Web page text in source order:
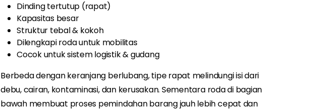
Dinding tertutup (rapat)
Kapasitas besar
Struktur tebal & kokoh
Dilengkapi roda untuk mobilitas
Cocok untuk sistem logistik & gudang
Berbeda dengan keranjang berlubang, tipe rapat melindungi isi dari
debu, cairan, kontaminasi, dan kerusakan. Sementara roda di bagian
bawah membuat proses pemindahan barang jauh lebih cepat dan